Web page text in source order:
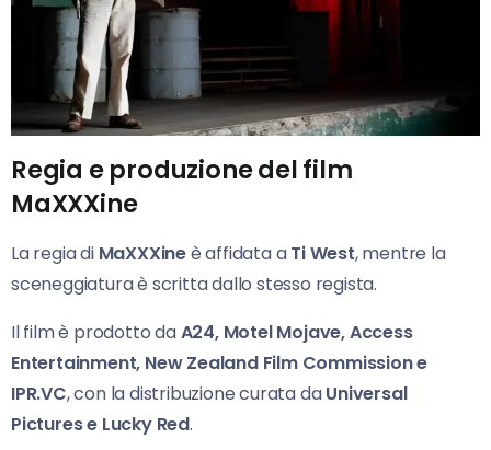
Regia e produzione del film
MaXXXine
La regia di MaXXXineè affidata aTi West, mentre la
sceneggiatura è scritta dallo stesso regista.
Il film è prodotto daA24, Motel Mojave, Access
Entertainment, New Zealand Film Commission e
IPR.VC, con la distribuzione curata daUniversal
Pictures e Lucky Red.